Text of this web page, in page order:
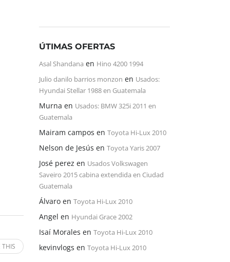
THIS
ÚTIMAS OFERTAS
Asal Shandana en Hino 4200 1994
Julio danilo barrios monzon en Usados:
Hyundai Stellar 1988 en Guatemala
Murna en Usados: BMW 325i 2011 en
Guatemala
Mairam campos en Toyota Hi-Lux 2010
Nelson de Jesús en Toyota Yaris 2007
José perez en Usados Volkswagen
Saveiro 2015 cabina extendida en Ciudad
Guatemala
Álvaro en Toyota Hi-Lux 2010
Angel en Hyundai Grace 2002
Isaí Morales en Toyota Hi-Lux 2010
kevinvlogs en Toyota Hi-Lux 2010